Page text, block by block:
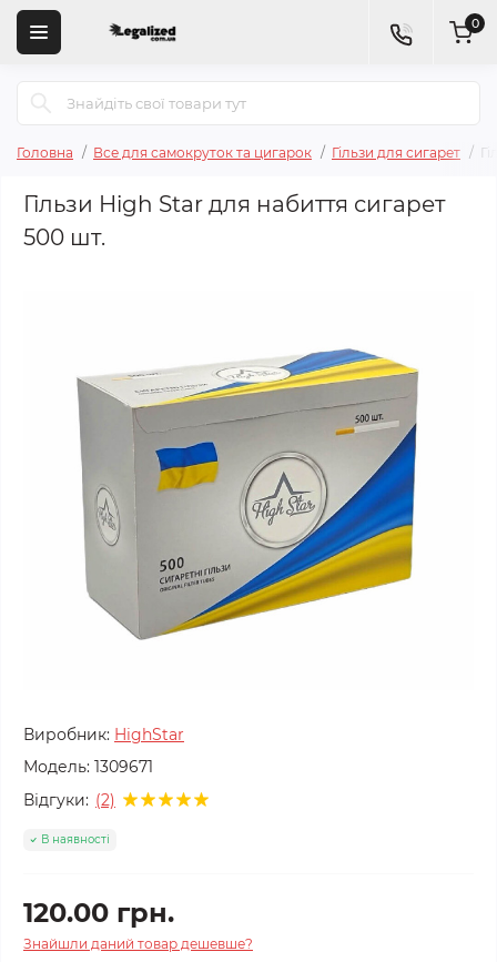
0
Головна Все для самокруток та цигарок Гільзи для сигарет
Гільзи High Star для набиття сигарет
500 шт.
Виробник: HighStar
Модель: 1309671
Відгуки: (2)
В наявності
120.00 грн.
Знайшли даний товар дешевше?